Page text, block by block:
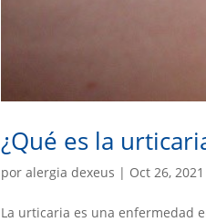
¿Qué es la
poralergia dexeus | Oct 26, 2021
La urticaria es una enfermedad